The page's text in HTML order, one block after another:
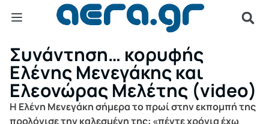
Συνάντηση… κορυφής
Ελένης Μενεγάκης και
Ελεονώρας Μελέτης (video)
Η Ελένη Μενεγάκη σήμερα το πρωί στην εκπομπή της
προλόγισε την καλεσμένη της: «πέντε χρόνια έχω